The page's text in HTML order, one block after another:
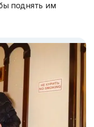
поднять им